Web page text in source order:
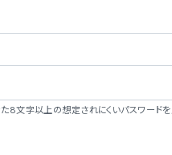
ッション**: 「We Make Time」
ビジョン**: 「Global Business
会社概要
文字以上の想定されにくいパスワードを